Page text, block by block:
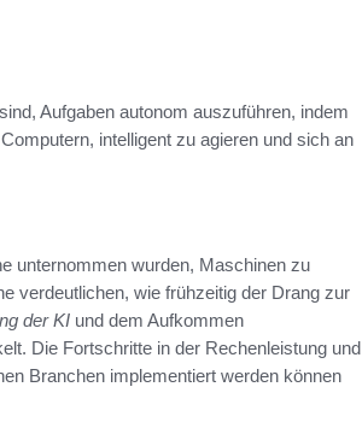
Aufgaben autonom auszuführen, indem
intelligent zu agieren und sich an
unternommen wurden, Maschinen zu
verdeutlichen, wie frühzeitig der Drang zur
der KI und dem Aufkommen
Die Fortschritte in der Rechenleistung und
Branchen implementiert werden können